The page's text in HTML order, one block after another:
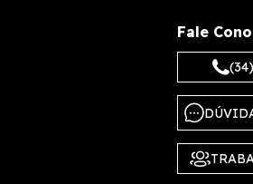
Fale